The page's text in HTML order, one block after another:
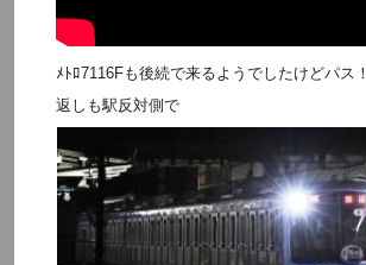
ﾒﾄﾛ7116Fも後続で来るようでしたけどパス！
返しも駅反対側で